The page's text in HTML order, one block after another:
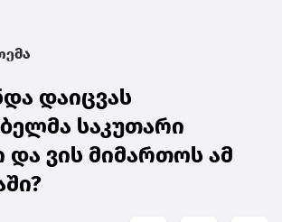
დაიცვას
საკუთარი
და ვის მიმართოს ამ